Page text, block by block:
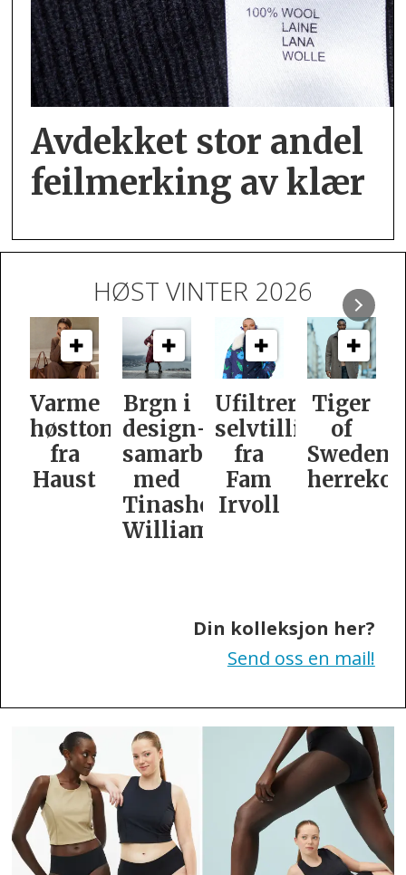
Avdekket stor andel
feil­merking av klær
HØST VINTER 2026
Brgn i
design­
samarbeid
med
Williamson
Ufiltrert
selvtillit
fra
Fam
Irvoll
Tiger
of
Swedens
herrekolleksjon
Slik
er
dame­
Din kolleksjon her?
Send oss en mail!